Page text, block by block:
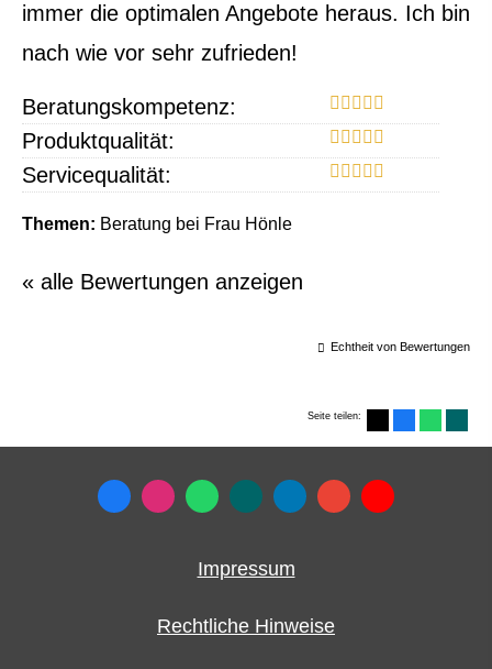
immer die optimalen Angebote heraus. Ich bin
nach wie vor sehr zufrieden!
Beratungskompetenz:
Produktqualität:
Servicequalität:
Themen: Beratung bei Frau Hönle
« alle Bewertungen anzeigen
Echtheit von Bewertungen
Seite teilen:
Impressum
Rechtliche Hinweise